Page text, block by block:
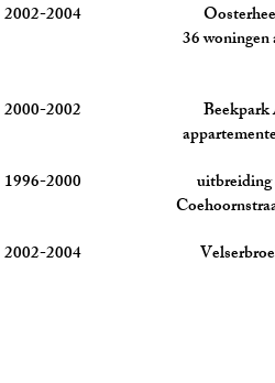
2002-2004 Oosterheem
36 woningen aan
2000-2002 Beekpark
appartementengebouw
1996-2000 uitbreiding
Coehoornstraat
2002-2004 Velserbroek